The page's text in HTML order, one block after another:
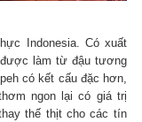
Indonesia. Có xuất
làm từ đậu tương
có kết cấu đặc hơn,
ngon lại có giá trị
thế thịt cho các tín